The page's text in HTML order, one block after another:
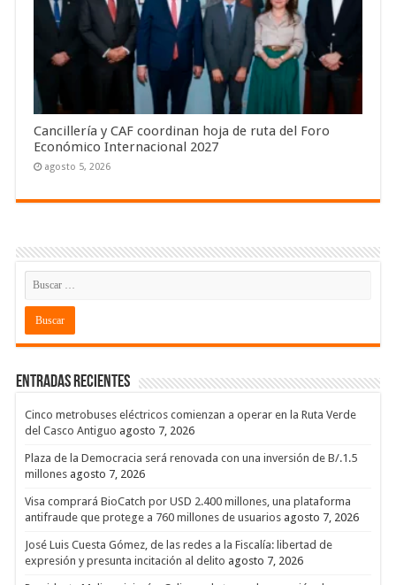
Cancillería y CAF coordinan hoja de ruta del Foro
Económico Internacional 2027
agosto 5, 2026
Entradas recientes
Cinco metrobuses eléctricos comienzan a operar en la Ruta Verde
del Casco Antiguo agosto 7, 2026
Plaza de la Democracia será renovada con una inversión de B/.1.5
millones agosto 7, 2026
Visa comprará BioCatch por USD 2.400 millones, una plataforma
antifraude que protege a 760 millones de usuarios agosto 7, 2026
José Luis Cuesta Gómez, de las redes a la Fiscalía: libertad de
expresión y presunta incitación al delito agosto 7, 2026